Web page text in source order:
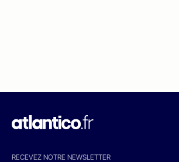
RECEVEZ NOTRE NEWSLETTER